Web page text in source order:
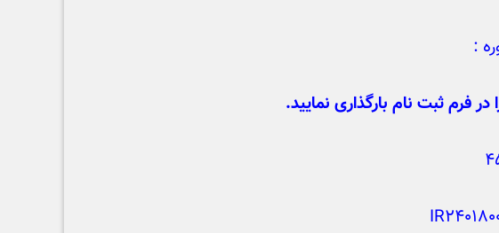
:
فرم ثبت نام بارگذاری نمایید.